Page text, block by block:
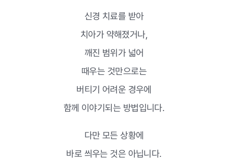
신경 치료를 받아
치아가 약해졌거나,
깨진 범위가 넓어
때우는 것만으로는
버티기 어려운 경우에
함께 이야기되는 방법입니다.
다만 모든 상황에
바로 씌우는 것은 아닙니다.